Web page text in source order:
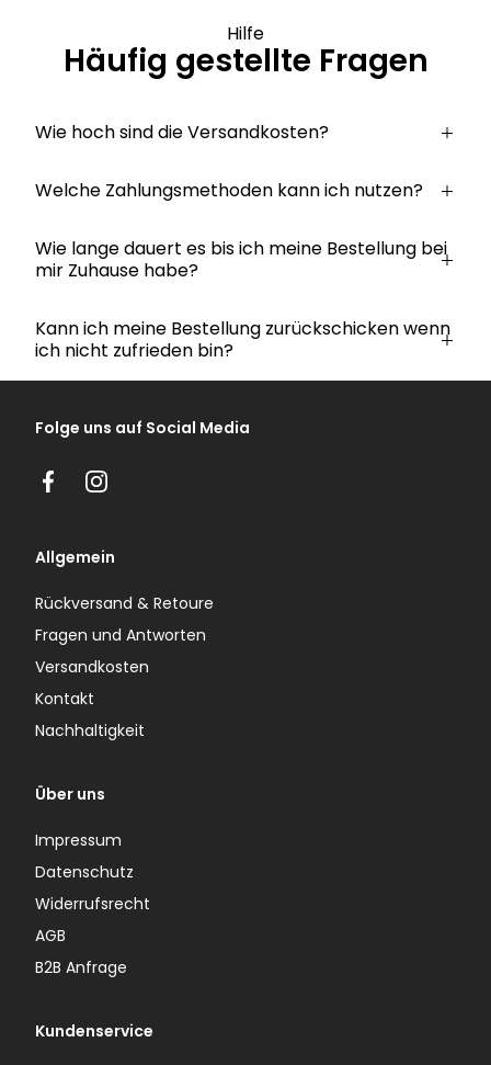
Hilfe
Häufig gestellte Fragen
Wie hoch sind die Versandkosten?
Welche Zahlungsmethoden kann ich nutzen?
Wie lange dauert es bis ich meine Bestellung bei
mir Zuhause habe?
Kann ich meine Bestellung zurückschicken wenn
ich nicht zufrieden bin?
Folge uns auf Social Media
FacebookInstagram
Allgemein
Rückversand & Retoure
Fragen und Antworten
Versandkosten
Kontakt
Nachhaltigkeit
Über uns
Impressum
Datenschutz
Widerrufsrecht
AGB
B2B Anfrage
Kundenservice